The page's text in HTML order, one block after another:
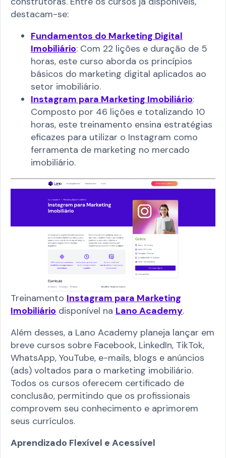
destacam-se:​
Fundamentos do Marketing Digital
Imobiliário: Com 22 lições e duração de 5
horas, este curso aborda os princípios
básicos do marketing digital aplicados ao
setor imobiliário.​
Instagram para Marketing Imobiliário:
Composto por 46 lições e totalizando 10
horas, este treinamento ensina estratégias
eficazes para utilizar o Instagram como
ferramenta de marketing no mercado
imobiliário.​
Treinamento Instagram para Marketing
Imobiliário disponível na Lano Academy.
Além desses, a Lano Academy planeja lançar em
breve cursos sobre Facebook, LinkedIn, TikTok,
WhatsApp, YouTube, e-mails, blogs e anúncios
(ads) voltados para o marketing imobiliário.
Todos os cursos oferecem certificado de
conclusão, permitindo que os profissionais
comprovem seu conhecimento e aprimorem
seus currículos.​
Aprendizado Flexível e Acessível